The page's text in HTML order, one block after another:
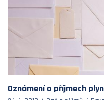
Oznámení o příjmech